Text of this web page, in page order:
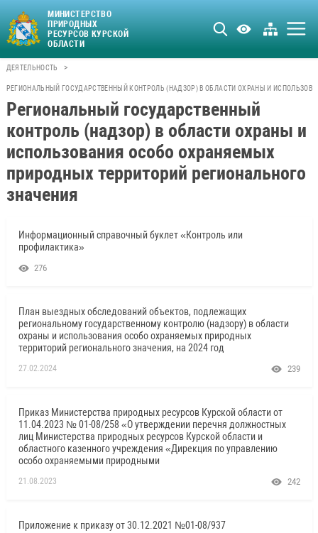
МИНИСТЕРСТВО
ПРИРОДНЫХ
РЕСУРСОВ КУРСКОЙ
ОБЛАСТИ
ДЕЯТЕЛЬНОСТЬ >
РЕГИОНАЛЬНЫЙ ГОСУДАРСТВЕННЫЙ КОНТРОЛЬ (НАДЗОР) В ОБЛАСТИ ОХРАНЫ И
Региональный государственный
контроль (надзор) в области охраны и
использования особо охраняемых
природных территорий регионального
значения
Информационный справочный буклет «Контроль или
профилактика»
276
План выездных обследований объектов, подлежащих
региональному государственному контролю (надзору) в области
охраны и использования особо охраняемых природных
территорий регионального значения, на 2024 год
27.02.2024 239
Приказ Министерства природных ресурсов Курской области от
11.04.2023 № 01-08/258 «О утверждении перечня должностных
лиц Министерства природных ресурсов Курской области и
областного казенного учреждения «Дирекция по управлению
особо охраняемыми природными
21.08.2023 242
Приложение к приказу от 30.12.2021 №01-08/937